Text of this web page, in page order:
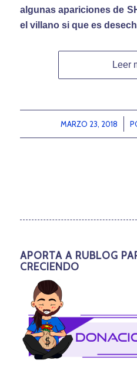
algunas apariciones de
el villano si que es
Leer
MARZO 23, 2018
/
APORTA A RUBLOG
CRECIENDO